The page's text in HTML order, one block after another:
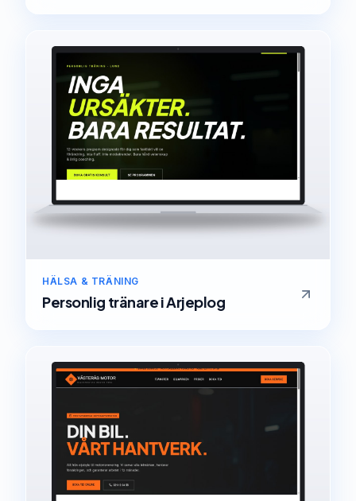
HÄLSA & TRÄNING
Personlig tränareiArjeplog